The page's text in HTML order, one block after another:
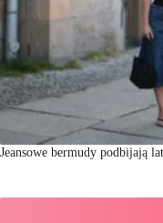
Jeansowe bermudy podbijają